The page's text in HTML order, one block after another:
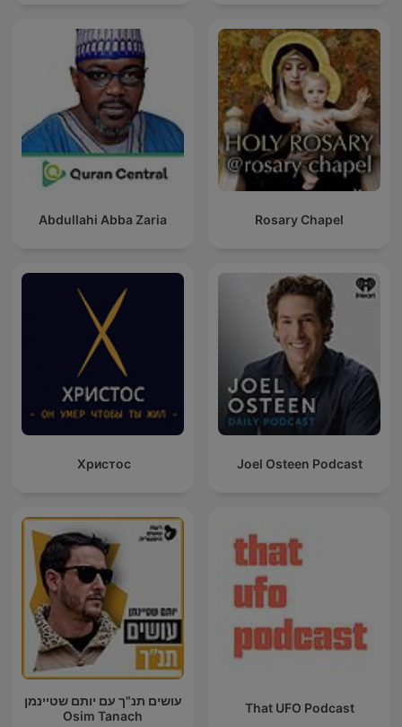
Abdullahi Abba Zaria Rosary Chapel
Христос Joel Osteen Podcast
עושים תנ"ך עם יותם שטיינמן
Osim Tanach
That UFO Podcast